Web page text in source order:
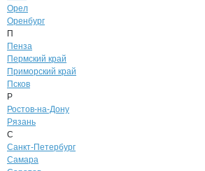
Орел
Оренбург
П
Пенза
Пермский край
Приморский край
Псков
Р
Ростов-на-Дону
Рязань
С
Санкт-Петербург
Самара